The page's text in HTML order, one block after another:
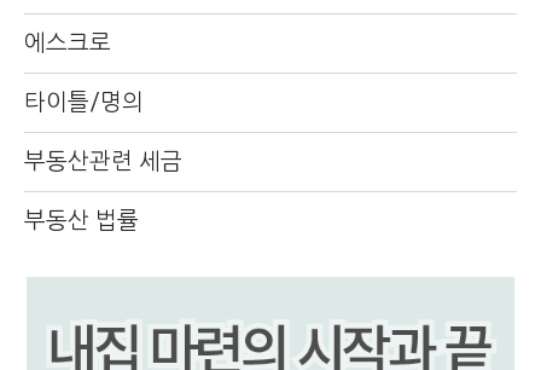
에스크로
타이틀/명의
부동산관련 세금
부동산 법률